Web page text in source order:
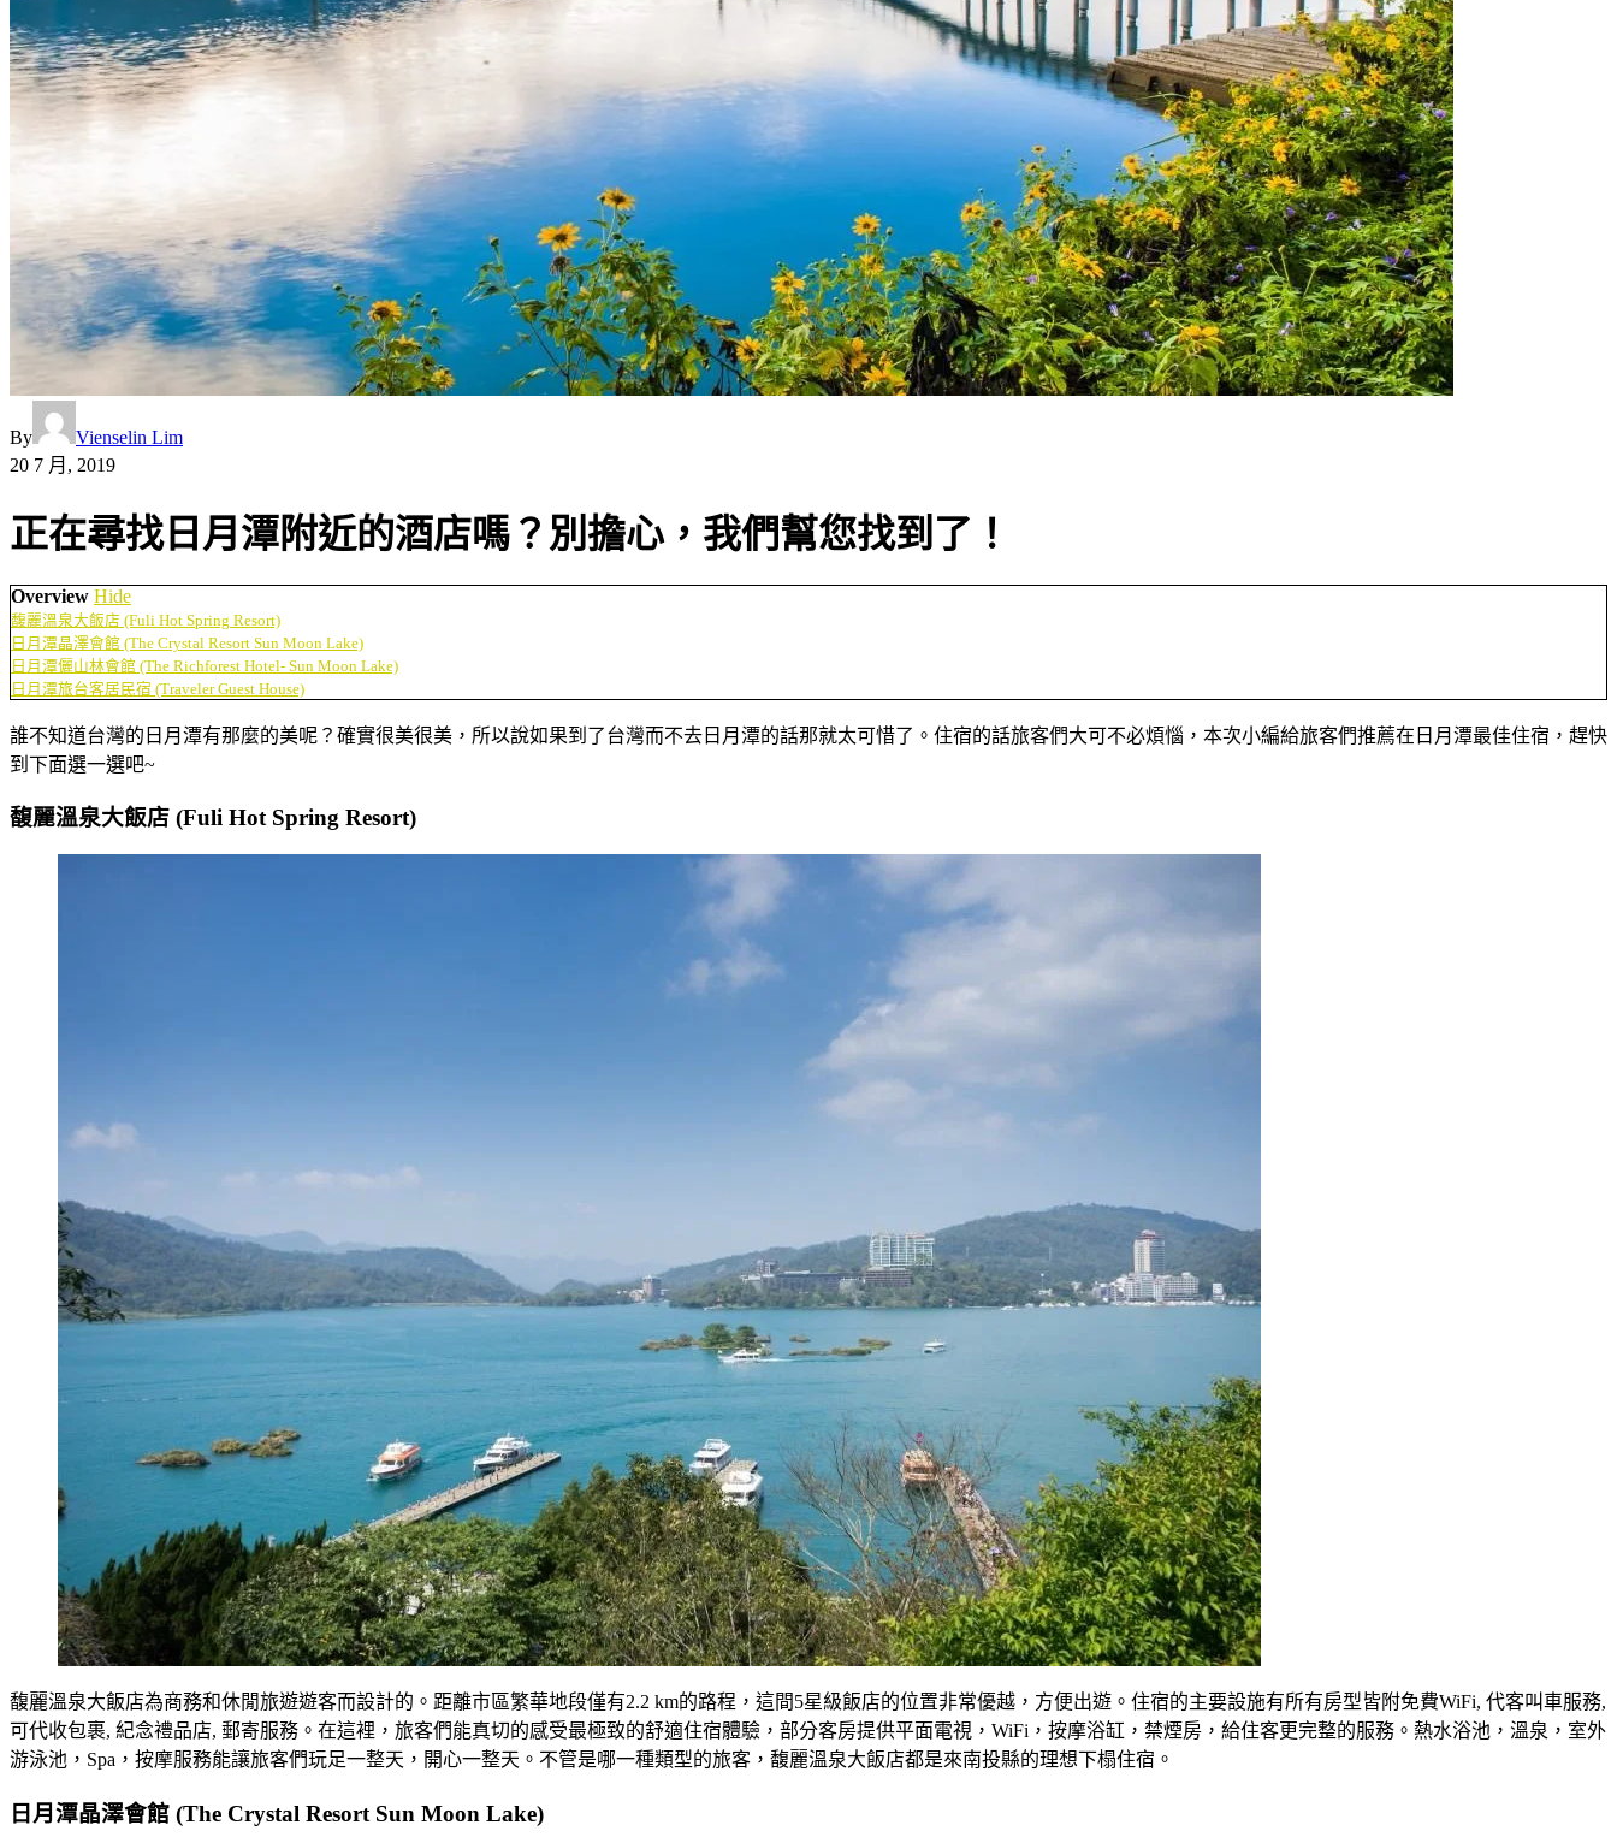
By
Vienselin Lim
20 7 月, 2019
正在尋找日月潭附近的酒店嗎？別擔心，我們幫您找到了！
Overview Hide
馥麗溫泉大飯店 (Fuli Hot Spring Resort)
日月潭晶澤會館 (The Crystal Resort Sun Moon Lake)
日月潭儷山林會館 (The Richforest Hotel- Sun Moon Lake)
日月潭旅台客居民宿 (Traveler Guest House)
誰不知道台灣的日月潭有那麼的美呢？確實很美很美，所以說如果到了台灣而不去日月潭的話那就太可惜了。住宿的話旅客們大可不必煩惱，本次小編給旅客們推薦在日月潭最佳住宿，趕快
到下面選一選吧~
馥麗溫泉大飯店 (Fuli Hot Spring Resort)
馥麗溫泉大飯店為商務和休閒旅遊遊客而設計的。距離市區繁華地段僅有2.2 km的路程，這間5星級飯店的位置非常優越，方便出遊。住宿的主要設施有所有房型皆附免費WiFi, 代客叫車服務,
可代收包裹, 紀念禮品店, 郵寄服務。在這裡，旅客們能真切的感受最極致的舒適住宿體驗，部分客房提供平面電視，WiFi，按摩浴缸，禁煙房，給住客更完整的服務。熱水浴池，溫泉，室外
游泳池，Spa，按摩服務能讓旅客們玩足一整天，開心一整天。不管是哪一種類型的旅客，馥麗溫泉大飯店都是來南投縣的理想下榻住宿。
日月潭晶澤會館 (The Crystal Resort Sun Moon Lake)